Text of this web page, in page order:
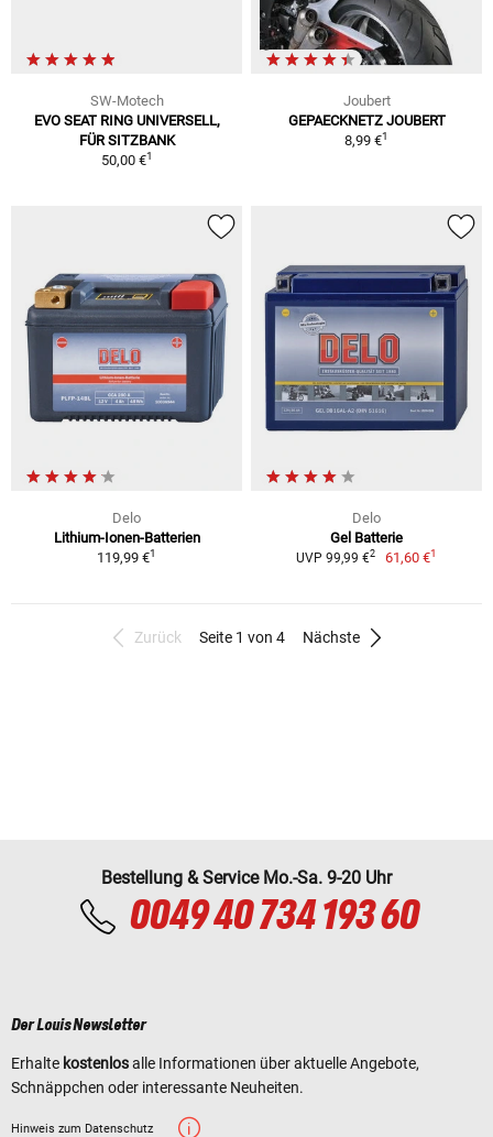
SW-Motech
EVO SEAT RING UNIVERSELL,
FÜR SITZBANK
50,00 €1
Joubert
GEPAECKNETZ JOUBERT
8,99 €1
Delo
Lithium-Ionen-Batterien
119,99 €1
Delo
Gel Batterie
UVP 99,99 €2 61,60 €1
Zurück Seite 1 von 4 Nächste
Bestellung & Service Mo.-Sa. 9-20 Uhr
0049 40 734 193 60
Der Louis Newsletter
Erhalte kostenlosalle Informationen über aktuelle Angebote,
Schnäppchen oder interessante Neuheiten.
Hinweis zum Datenschutz